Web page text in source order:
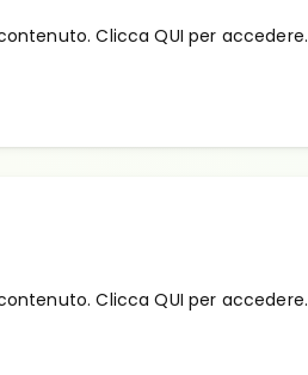
Clicca QUI per accedere.
Clicca QUI per accedere.